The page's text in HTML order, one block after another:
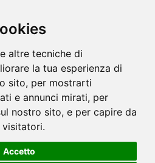
altre tecniche di
la tua esperienza di
sito, per mostrarti
e annunci mirati, per
nostro sito, e per capire da
Accetto